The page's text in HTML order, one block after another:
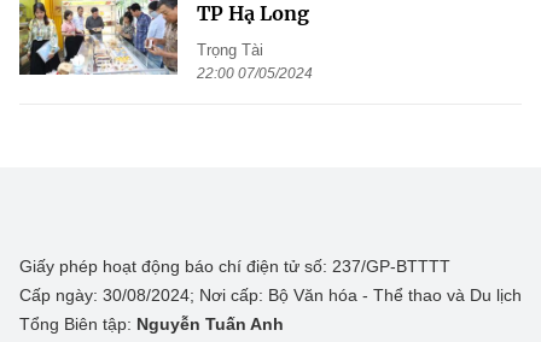
TP Hạ Long
Trọng Tài
22:00 07/05/2024
Giấy phép hoạt động báo chí điện tử số: 237/GP-BTTTT
Cấp ngày: 30/08/2024; Nơi cấp: Bộ Văn hóa - Thể thao và Du lịch
Tổng Biên tập: Nguyễn Tuấn Anh